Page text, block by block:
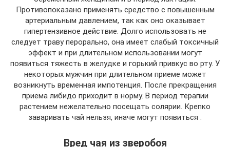
Противопоказано применять средство с повышенным
артериальным давлением, так как оно оказывает
гипертензивное действие. Долго использовать не
следует траву перорально, она имеет слабый токсичный
эффект и при длительном использовании могут
появиться тяжесть в желудке и горький привкус во рту. У
некоторых мужчин при длительном приеме может
возникнуть временная импотенция. После прекращения
приема либидо приходит в норму. В период терапии
растением нежелательно посещать солярии. Крепко
заваривать чай нельзя, иначе могут появиться .
Вред чая из зверобоя